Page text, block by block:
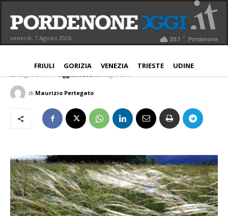
venerdì, 7 Agosto 2026 35.1 C Pordenone
FRIULI GORIZIA VENEZIA TRIESTE UDINE
Tramonti di Sotto, “Magredi oggi-
L’opera della natura e il lavoro
dell’uomo”
22 Luglio 2019 Aggiornato: 22 Luglio 2019
di Maurizio Pertegato